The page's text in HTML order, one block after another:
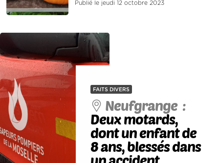
Publié le jeudi 12 octobre 2023
FAITS DIVERS
Neufgrange :
Deux motards,
dont un enfant de
8 ans, blessés dans